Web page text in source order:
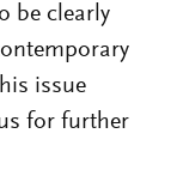
be clearly
issue
for further